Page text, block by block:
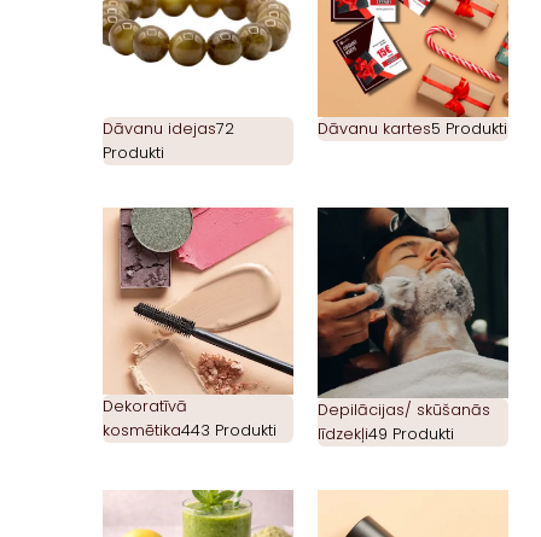
Dāvanu idejas72
Produkti
Dāvanu kartes5 Produkti
Dekoratīvā
kosmētika443 Produkti
Depilācijas/ skūšanās
līdzekļi49 Produkti